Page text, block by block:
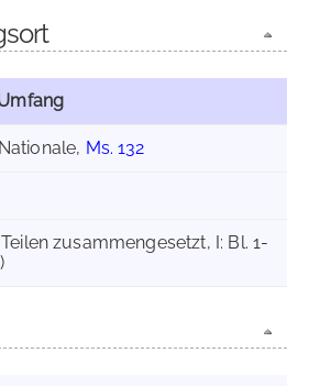
Ms. 132
zusammengesetzt, I: Bl. 1-